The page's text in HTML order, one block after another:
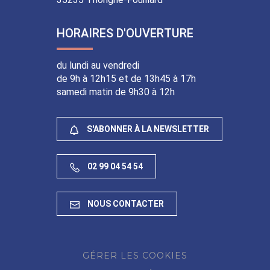
HORAIRES D'OUVERTURE
du lundi au vendredi
de 9h à 12h15 et de 13h45 à 17h
samedi matin de 9h30 à 12h
S'ABONNER À LA NEWSLETTER
02 99 04 54 54
NOUS CONTACTER
GÉRER LES COOKIES